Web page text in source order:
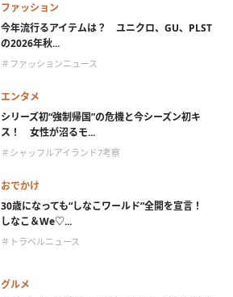
ファッション
今年流行るアイテムは？ ユニクロ、GU、PLST
の2026年秋...
＃ファッションニュース
エンタメ
シリーズ初“強制帰国”の危機と今シーズン初キ
ス！ 女性が沼るモ...
＃シャッフルアイランド7考察
おでかけ
30歳になっても“しなこワールド”全開を宣言！
しなこ＆We♡...
＃トラベルニュース
グルメ